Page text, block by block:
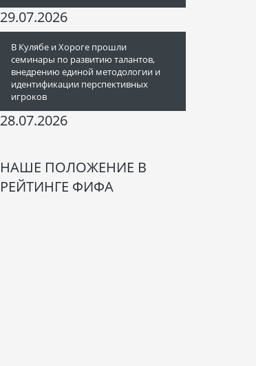
29.07.2026
В Кулябе и Хороге прошли
семинары по развитию талантов,
внедрению единой методологии и
идентификации перспективных
игроков
28.07.2026
НАШЕ ПОЛОЖЕНИЕ В
РЕЙТИНГЕ ФИФА